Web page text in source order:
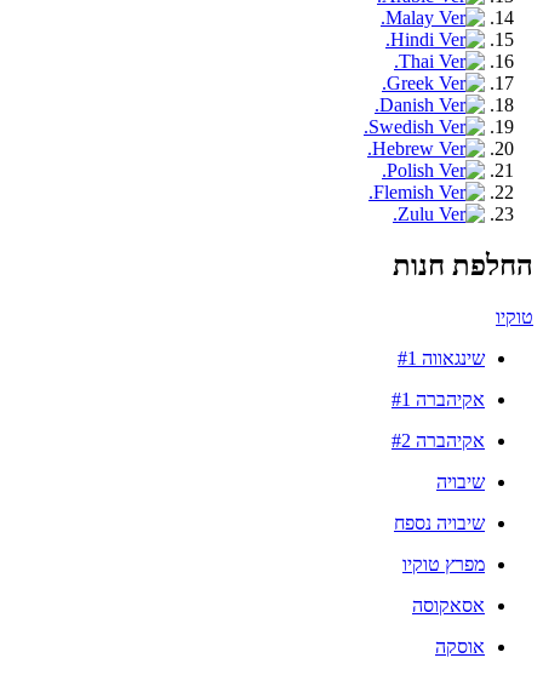
החלפת חנות
טוקיו
שינגאווה #1
אקיהברה #1
אקיהברה #2
שיבויה
שיבויה נספח
מפרץ טוקיו
אסאקוסה
אוסקה